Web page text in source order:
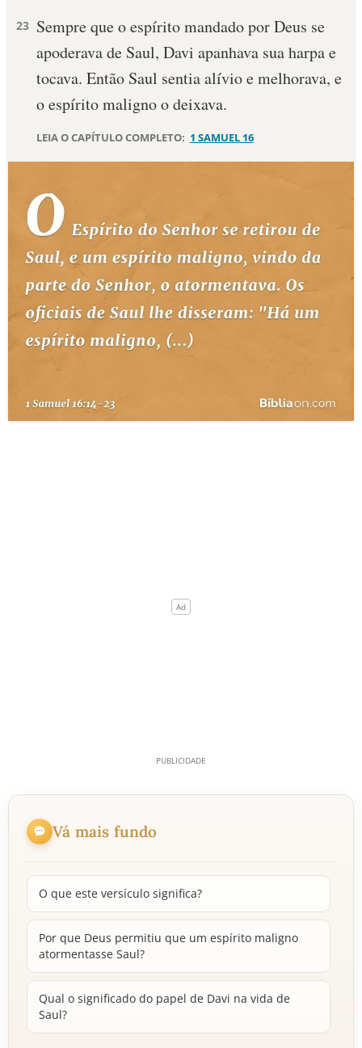
23 Sempre que o espírito mandado por Deus se
apoderava de Saul, Davi apanhava sua harpa e
tocava. Então Saul sentia alívio e melhorava, e
o espírito maligno o deixava.
LEIA O CAPÍTULO COMPLETO: 1 SAMUEL 16
Vá mais fundo
O que este versículo significa?
Por que Deus permitiu que um espírito maligno
atormentasse Saul?
Qual o significado do papel de Davi na vida de
Saul?